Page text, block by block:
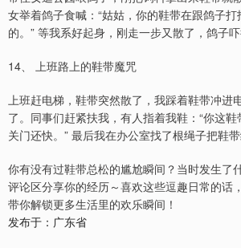
女举着鸽子食喊：“姑姑，你的鞋带在跟鸽子
的。” 等我系好起身，刚走一步又散了，鸽子吓
14、 上班路上的鞋带魔咒
上班赶电梯，鞋带突然散了，我踩着鞋带冲进
了。同事们赶紧扶我，有人指着我鞋：“你这
关门还快。” 最后我在办公室找了根绳子把鞋带
你有没有过鞋带总松的尴尬瞬间？当时发生了
评论区分享你的经历～喜欢这些逗趣日常的话
带你解锁更多生活里的欢乐瞬间！
发布于：广东省